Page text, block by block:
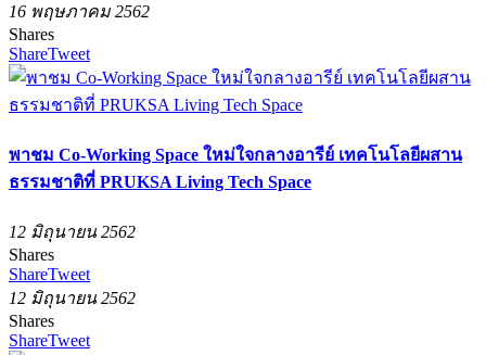
16 พฤษภาคม 2562
Shares
ShareTweet
พาชม Co-Working Space ใหม่ใจกลางอารีย์ เทคโนโลยีผสาน
ธรรมชาติที่ PRUKSA Living Tech Space
12 มิถุนายน 2562
Shares
ShareTweet
12 มิถุนายน 2562
Shares
ShareTweet